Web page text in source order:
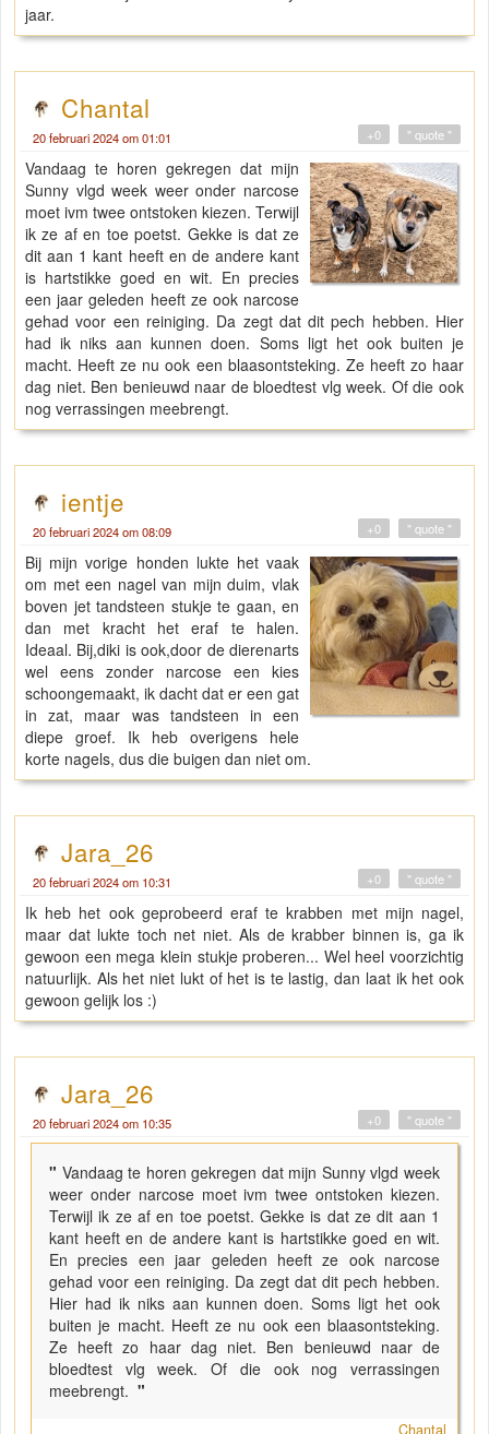
jaar.
Chantal
20 februari 2024 om 01:01 " quote "
+0
Vandaag te horen gekregen dat mijn
Sunny vlgd week weer onder narcose
moet ivm twee ontstoken kiezen. Terwijl
ik ze af en toe poetst. Gekke is dat ze
dit aan 1 kant heeft en de andere kant
is hartstikke goed en wit. En precies
een jaar geleden heeft ze ook narcose
gehad voor een reiniging. Da zegt dat dit pech hebben. Hier
had ik niks aan kunnen doen. Soms ligt het ook buiten je
macht. Heeft ze nu ook een blaasontsteking. Ze heeft zo haar
dag niet. Ben benieuwd naar de bloedtest vlg week. Of die ook
nog verrassingen meebrengt.
ientje
20 februari 2024 om 08:09 " quote "
+0
Bij mijn vorige honden lukte het vaak
om met een nagel van mijn duim, vlak
boven jet tandsteen stukje te gaan, en
dan met kracht het eraf te halen.
Ideaal. Bij,diki is ook,door de dierenarts
wel eens zonder narcose een kies
schoongemaakt, ik dacht dat er een gat
in zat, maar was tandsteen in een
diepe groef. Ik heb overigens hele
korte nagels, dus die buigen dan niet om.
Jara_26
20 februari 2024 om 10:31 " quote "
+0
Ik heb het ook geprobeerd eraf te krabben met mijn nagel,
maar dat lukte toch net niet. Als de krabber binnen is, ga ik
gewoon een mega klein stukje proberen... Wel heel voorzichtig
natuurlijk. Als het niet lukt of het is te lastig, dan laat ik het ook
gewoon gelijk los :)
Jara_26
20 februari 2024 om 10:35 " quote "
+0
" Vandaag te horen gekregen dat mijn Sunny vlgd week
weer onder narcose moet ivm twee ontstoken kiezen.
Terwijl ik ze af en toe poetst. Gekke is dat ze dit aan 1
kant heeft en de andere kant is hartstikke goed en wit.
En precies een jaar geleden heeft ze ook narcose
gehad voor een reiniging. Da zegt dat dit pech hebben.
Hier had ik niks aan kunnen doen. Soms ligt het ook
buiten je macht. Heeft ze nu ook een blaasontsteking.
Ze heeft zo haar dag niet. Ben benieuwd naar de
bloedtest vlg week. Of die ook nog verrassingen
meebrengt. "
Chantal